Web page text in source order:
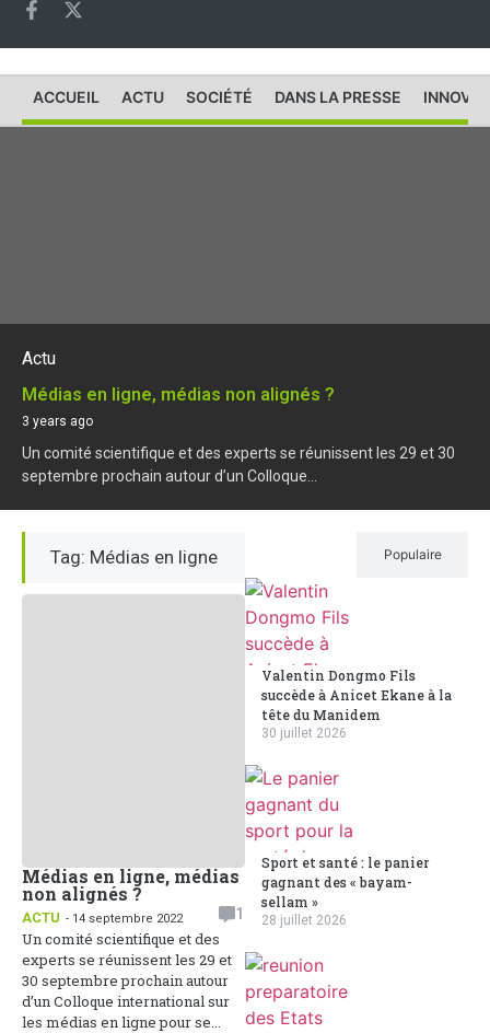
ACCUEIL ACTU SOCIÉTÉ DANS LA PRESSE
Actu
Médias en ligne, médias non alignés ?
3 years ago
Un comité scientifique et des experts se réunissent les 29 et 30
septembre prochain autour d’un Colloque...
Tag: Médias en ligne
Médias en ligne, médias
non alignés ?
ACTU - 14 septembre 2022
1
Un comité scientifique et des
experts se réunissent les 29 et
30 septembre prochain autour
d’un Colloque international sur
les médias en ligne pour se...
Populaire
Valentin Dongmo Fils
succède à Anicet Ekane à la
tête du Manidem
30 juillet 2026
Sport et santé : le panier
gagnant des « bayam-
sellam »
28 juillet 2026